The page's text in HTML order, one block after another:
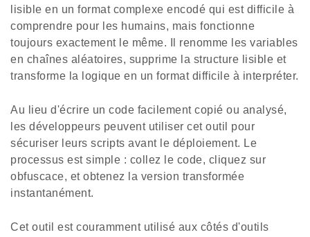
lisible en un format complexe encodé qui est difficile à
comprendre pour les humains, mais fonctionne
toujours exactement le même. Il renomme les variables
en chaînes aléatoires, supprime la structure lisible et
transforme la logique en un format difficile à interpréter.
Au lieu d'écrire un code facilement copié ou analysé,
les développeurs peuvent utiliser cet outil pour
sécuriser leurs scripts avant le déploiement. Le
processus est simple : collez le code, cliquez sur
obfuscace, et obtenez la version transformée
instantanément.
Cet outil est couramment utilisé aux côtés d'outils